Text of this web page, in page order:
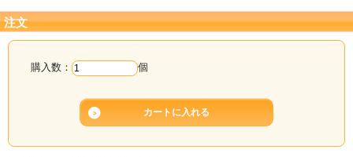
●電源：単３電池×１
●NEW GATE製
●保証期間：１年
注文
購入数： 個